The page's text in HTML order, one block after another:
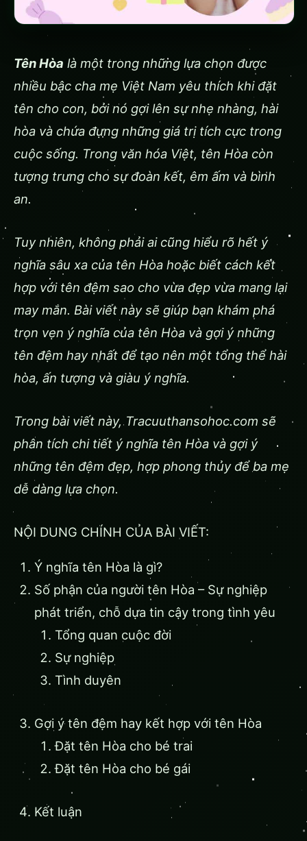
Tên Hòa là một trong những lựa chọn được
nhiều bậc cha mẹ Việt Nam yêu thích khi đặt
tên cho con, bởi nó gợi lên sự nhẹ nhàng, hài
hòa và chứa đựng những giá trị tích cực trong
cuộc sống. Trong văn hóa Việt, tên Hòa còn
tượng trưng cho sự đoàn kết, êm ấm và bình
an.
Tuy nhiên, không phải ai cũng hiểu rõ hết ý
nghĩa sâu xa của tên Hòa hoặc biết cách kết
hợp với tên đệm sao cho vừa đẹp vừa mang lại
may mắn. Bài viết này sẽ giúp bạn khám phá
trọn vẹn ý nghĩa của tên Hòa và gợi ý những
tên đệm hay nhất để tạo nên một tổng thể hài
hòa, ấn tượng và giàu ý nghĩa.
Trong bài viết này, Tracuuthansohoc.com sẽ
phân tích chi tiết ý nghĩa tên Hòa và gợi ý
những tên đệm đẹp, hợp phong thủy để ba mẹ
dễ dàng lựa chọn.
NỘI DUNG CHÍNH CỦA BÀI VIẾT:
Ý nghĩa tên Hòa là gì?
Số phận của người tên Hòa – Sự nghiệp
phát triển, chỗ dựa tin cậy trong tình yêu
Tổng quan cuộc đời
Sự nghiệp
Tình duyên
Gợi ý tên đệm hay kết hợp với tên Hòa
Đặt tên Hòa cho bé trai
Đặt tên Hòa cho bé gái
Kết luận